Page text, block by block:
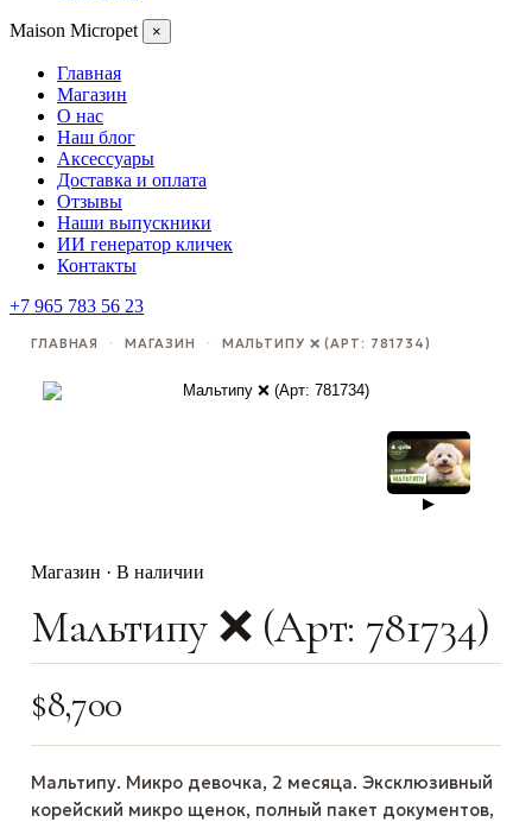
Maison Micropet ×
Главная
Магазин
О нас
Наш блог
Аксессуары
Доставка и оплата
Отзывы
Наши выпускники
ИИ генератор кличек
Контакты
+7 965 783 56 23
ГЛАВНАЯ · МАГАЗИН · МАЛЬТИПУ ❌ (АРТ: 781734)
▶
Магазин · В наличии
Мальтипу ❌ (Арт: 781734)
$8,700
Мальтипу. Микро девочка, 2 месяца. Эксклюзивный
корейский микро щенок, полный пакет документов,